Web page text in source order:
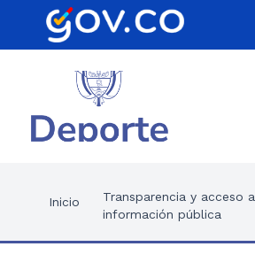
Inicio
Transparencia y acceso a
información pública